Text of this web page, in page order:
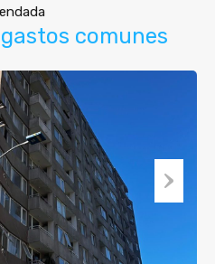
comunes